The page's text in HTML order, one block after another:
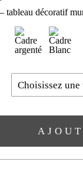
décoratif